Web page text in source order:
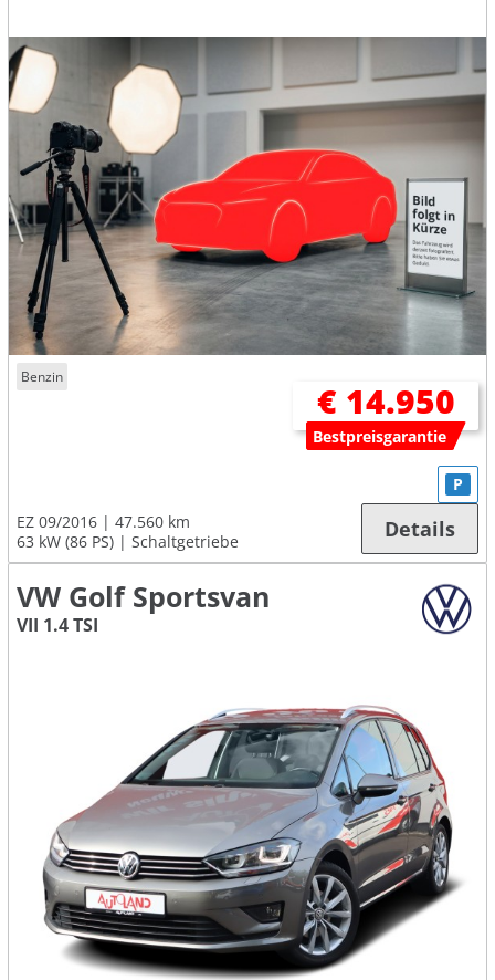
Benzin
€ 14.950
Bestpreisgarantie
EZ 09/2016
47.560 km
63 kW (86 PS)
Schaltgetriebe
P
Details
VW Golf Sportsvan
VII 1.4 TSI